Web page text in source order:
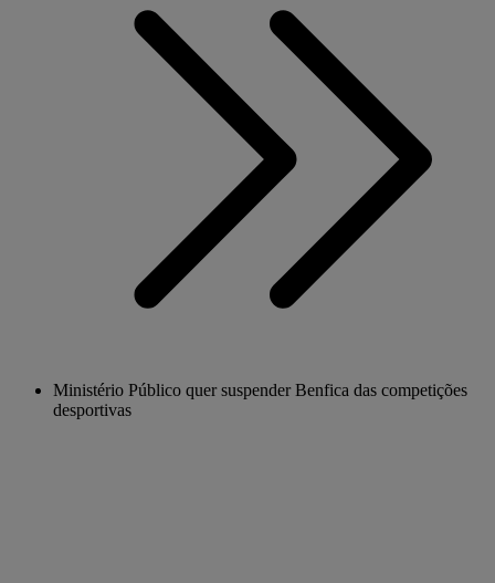
Ministério Público quer suspender Benfica das competições
desportivas